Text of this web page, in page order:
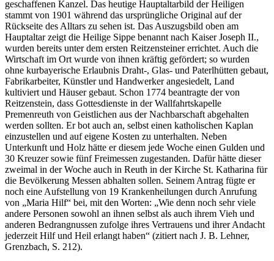
geschaffenen Kanzel. Das heutige Hauptaltarbild der Heiligen
stammt von 1901 während das ursprüngliche Original auf der
Rückseite des Alltars zu sehen ist. Das Auszugsbild oben am
Hauptaltar zeigt die Heilige Sippe benannt nach Kaiser Joseph II.,
wurden bereits unter dem ersten Reitzensteiner errichtet. Auch die
Wirtschaft im Ort wurde von ihnen kräftig gefördert; so wurden
ohne kurbayerische Erlaubnis Draht-, Glas- und Paterlhütten gebaut,
Fabrikarbeiter, Künstler und Handwerker angesiedelt, Land
kultiviert und Häuser gebaut. Schon 1774 beantragte der von
Reitzenstein, dass Gottesdienste in der Wallfahrtskapelle
Premenreuth von Geistlichen aus der Nachbarschaft abgehalten
werden sollten. Er bot auch an, selbst einen katholischen Kaplan
einzustellen und auf eigene Kosten zu unterhalten. Neben
Unterkunft und Holz hätte er diesem jede Woche einen Gulden und
30 Kreuzer sowie fünf Freimessen zugestanden. Dafür hätte dieser
zweimal in der Woche auch in Reuth in der Kirche St. Katharina für
die Bevölkerung Messen abhalten sollen. Seinem Antrag fügte er
noch eine Aufstellung von 19 Krankenheilungen durch Anrufung
von „Maria Hilf“ bei, mit den Worten: „Wie denn noch sehr viele
andere Personen sowohl an ihnen selbst als auch ihrem Vieh und
anderen Bedrangnussen zufolge ihres Vertrauens und ihrer Andacht
jederzeit Hilf und Heil erlangt haben“ (zitiert nach J. B. Lehner,
Grenzbach, S. 212).